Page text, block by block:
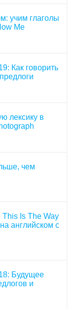
учим глаголы
Me
Как говорить
лексику в
чем
Is The Way
английском с
Будущее
и